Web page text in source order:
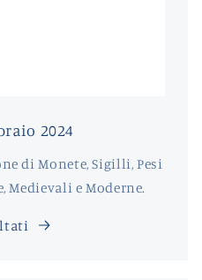
2024
di Monete, Sigilli, Pesi
Medievali e Moderne.